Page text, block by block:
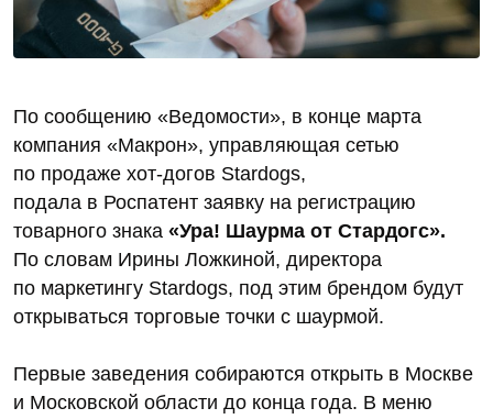
По сообщению «Ведомости», в конце марта
компания «Макрон», управляющая сетью
по продаже хот-догов Stardogs,
подала в Роспатент заявку на регистрацию
товарного знака «Ура! Шаурма от Стардогс».
По словам Ирины Ложкиной, директора
по маркетингу Stardogs, под этим брендом будут
открываться торговые точки с шаурмой.
Первые заведения собираются открыть в Москве
и Московской области до конца года. В меню